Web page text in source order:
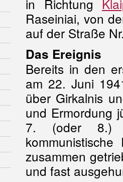
in Richtung
Raseiniai, von
auf der Straße
Das Ereignis
Bereits in den
am 22. Juni
über Girkalnis
und Ermordung
7. (oder
zusammen
und fast